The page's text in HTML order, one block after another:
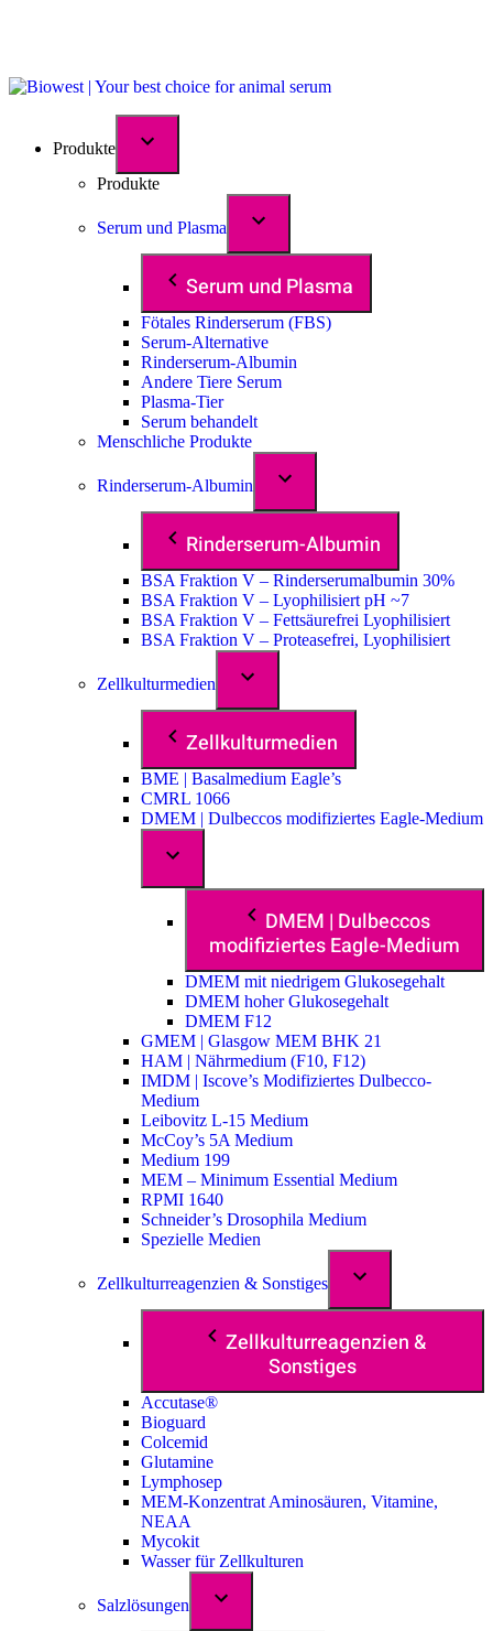
Produkte
Produkte
Serum und Plasma
Serum und Plasma
Fötales Rinderserum (FBS)
Serum-Alternative
Rinderserum-Albumin
Andere Tiere Serum
Plasma-Tier
Serum behandelt
Menschliche Produkte
Rinderserum-Albumin
Rinderserum-Albumin
BSA Fraktion V – Rinderserumalbumin 30%
BSA Fraktion V – Lyophilisiert pH ~7
BSA Fraktion V – Fettsäurefrei Lyophilisiert
BSA Fraktion V – Proteasefrei, Lyophilisiert
Zellkulturmedien
Zellkulturmedien
BME | Basalmedium Eagle’s
CMRL 1066
DMEM | Dulbeccos modifiziertes Eagle-Medium
DMEM | Dulbeccos
modifiziertes Eagle-Medium
DMEM mit niedrigem Glukosegehalt
DMEM hoher Glukosegehalt
DMEM F12
GMEM | Glasgow MEM BHK 21
HAM | Nährmedium (F10, F12)
IMDM | Iscove’s Modifiziertes Dulbecco-
Medium
Leibovitz L-15 Medium
McCoy’s 5A Medium
Medium 199
MEM – Minimum Essential Medium
RPMI 1640
Schneider’s Drosophila Medium
Spezielle Medien
Zellkulturreagenzien & Sonstiges
Zellkulturreagenzien &
Sonstiges
Accutase®
Bioguard
Colcemid
Glutamine
Lymphosep
MEM-Konzentrat Aminosäuren, Vitamine,
NEAA
Mycokit
Wasser für Zellkulturen
Salzlösungen